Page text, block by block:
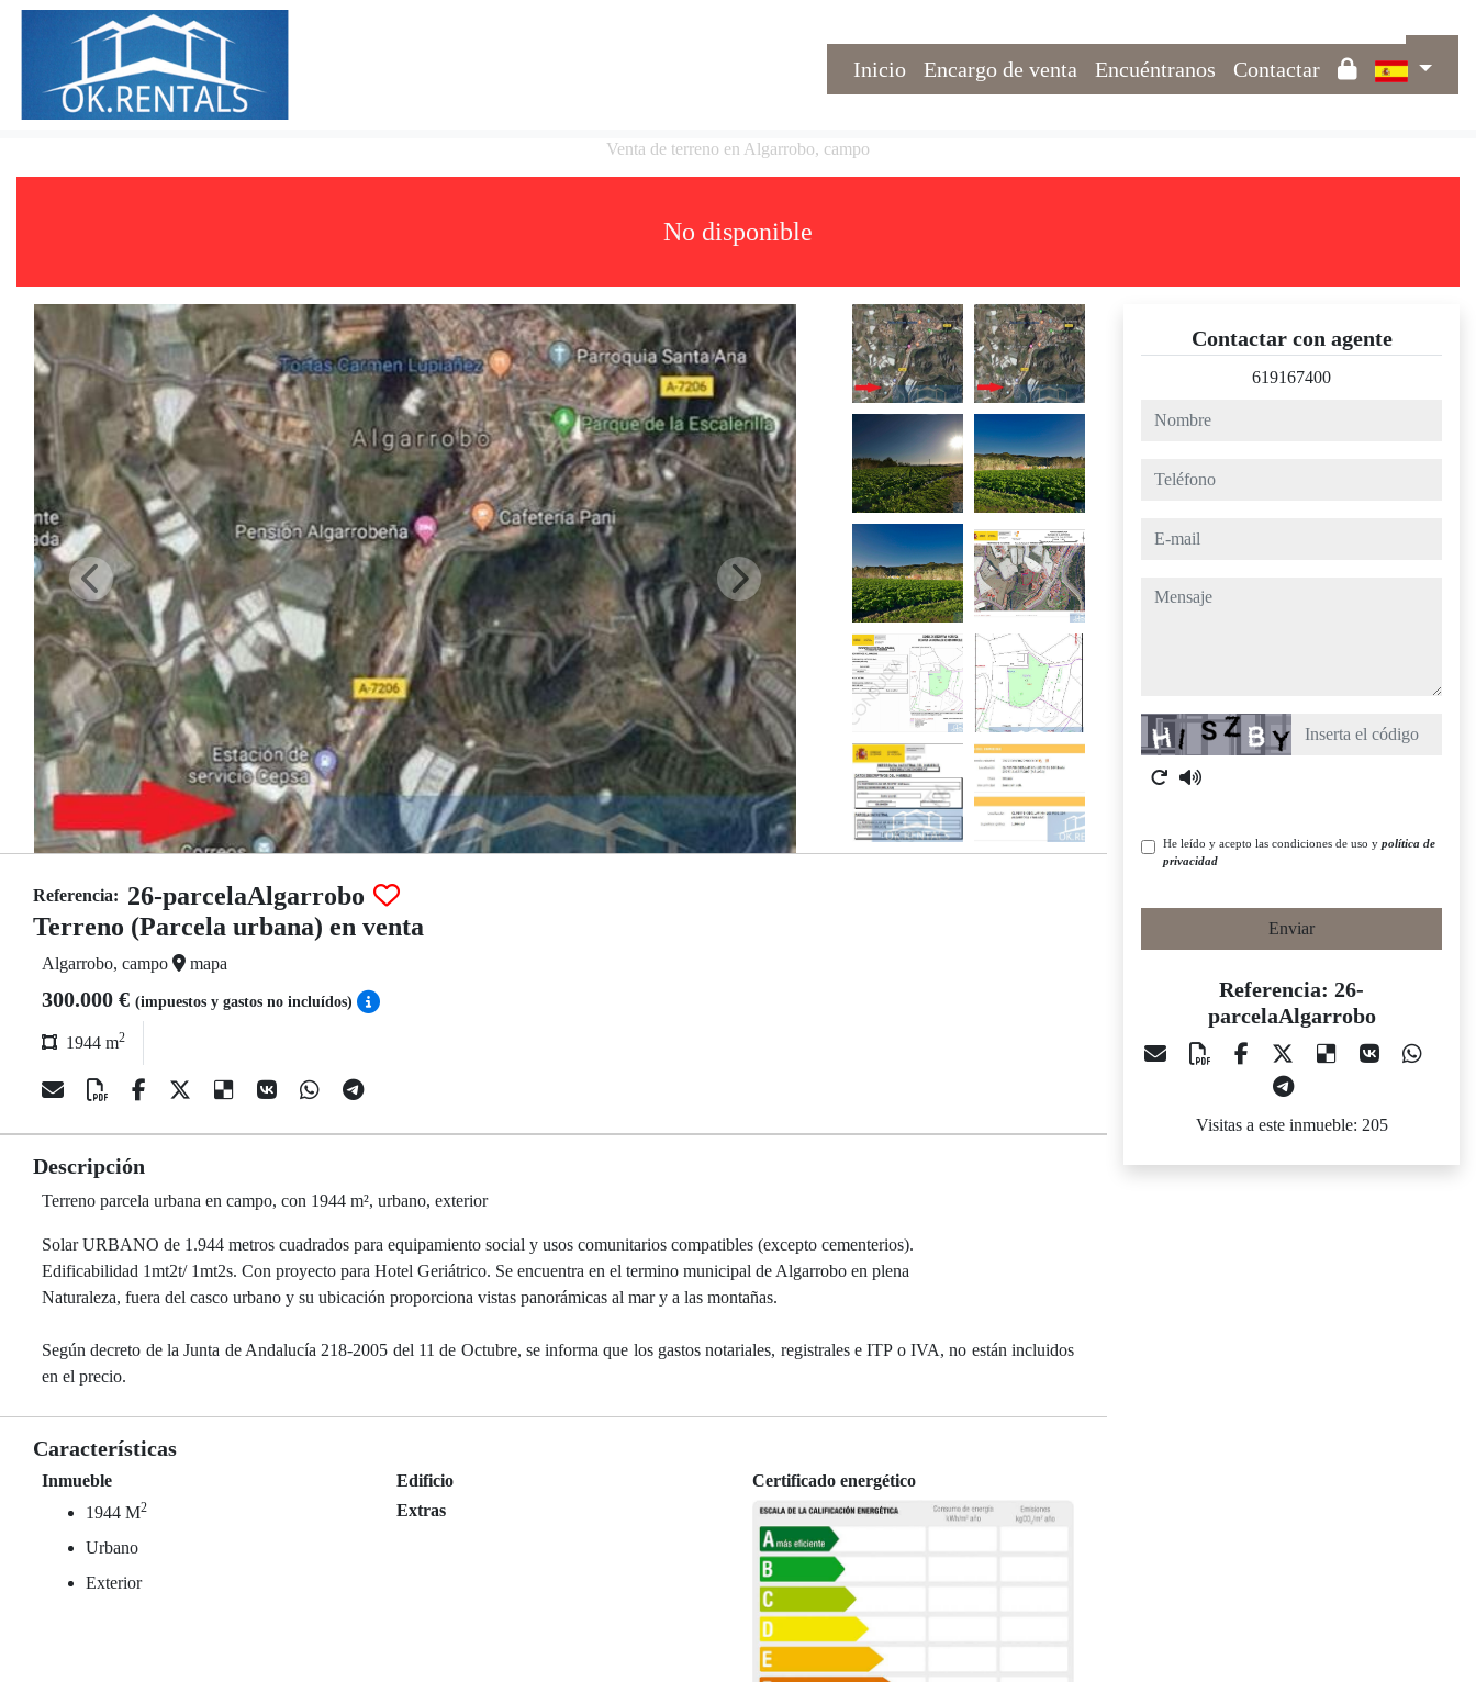
Inicio Encargo de venta Encuéntranos Contactar
Venta de terreno en Algarrobo, campo
No disponible
Referencia: 26-parcelaAlgarrobo
Terreno (Parcela urbana) en venta
Algarrobo, campo mapa
300.000 € (impuestos y gastos no incluídos)
1944 m2
Descripción
Terreno parcela urbana en campo, con 1944 m², urbano, exterior
Solar URBANO de 1.944 metros cuadrados para equipamiento social y usos comunitarios compatibles (excepto cementerios).
Edificabilidad 1mt2t/ 1mt2s. Con proyecto para Hotel Geriátrico. Se encuentra en el termino municipal de Algarrobo en plena
Naturaleza, fuera del casco urbano y su ubicación proporciona vistas panorámicas al mar y a las montañas.
Según decreto de la Junta de Andalucía 218-2005 del 11 de Octubre, se informa que los gastos notariales, registrales e ITP o IVA, no están incluidos
en el precio.
Características
Inmueble
1944 M2
Urbano
Exterior
Edificio
Extras
Certificado energético
Contactar con agente
619167400
nombre
teléfono
e-mail
mensaje
Captcha
He leído y acepto las condiciones de uso y política de
privacidad
Enviar
Referencia: 26-
parcelaAlgarrobo
Visitas a este inmueble: 205